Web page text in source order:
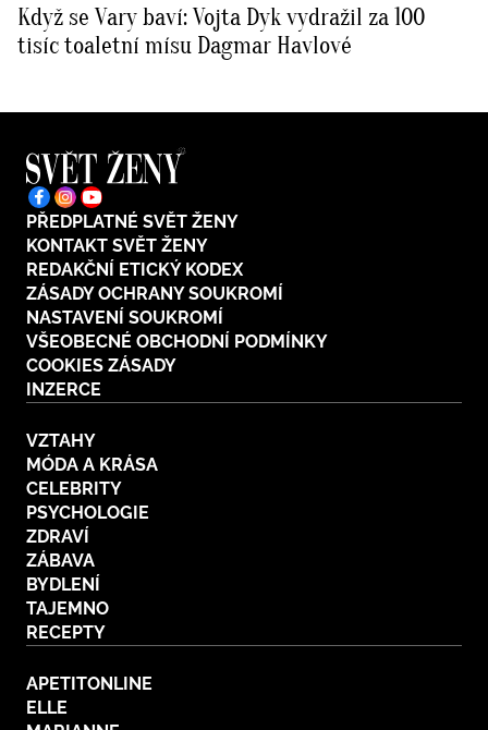
Tvoření
BurdaMedia
Extra
Když se Vary baví: Vojta Dyk vydražil za 100
tisíc toaletní mísu Dagmar Havlové
PŘEDPLATNÉ SVĚT ŽENY
KONTAKT SVĚT ŽENY
REDAKČNÍ ETICKÝ KODEX
ZÁSADY OCHRANY SOUKROMÍ
NASTAVENÍ SOUKROMÍ
VŠEOBECNÉ OBCHODNÍ PODMÍNKY
COOKIES ZÁSADY
INZERCE
VZTAHY
MÓDA A KRÁSA
CELEBRITY
PSYCHOLOGIE
ZDRAVÍ
ZÁBAVA
BYDLENÍ
TAJEMNO
RECEPTY
APETITONLINE
ELLE